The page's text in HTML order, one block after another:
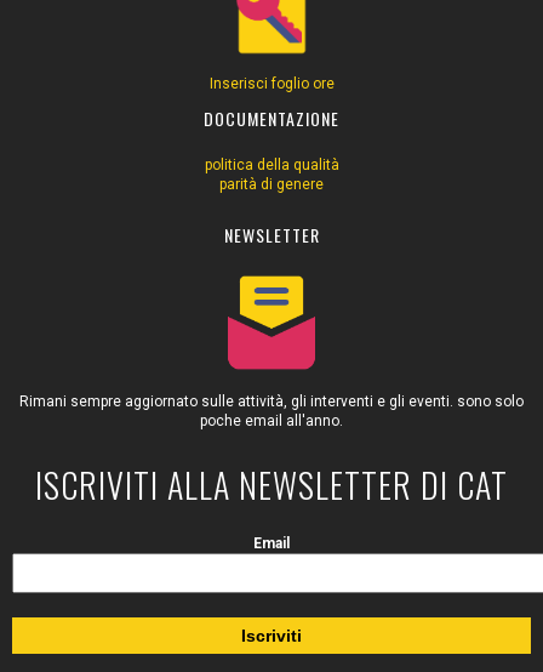
Inserisci foglio ore
DOCUMENTAZIONE
politica della qualità
parità di genere
NEWSLETTER
Rimani sempre aggiornato sulle attività, gli interventi e gli eventi. sono solo
poche email all'anno.
ISCRIVITI ALLA NEWSLETTER DI CAT
Email